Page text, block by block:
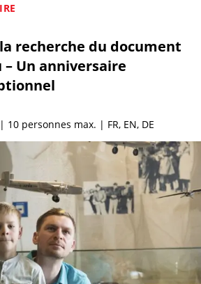
recherche du document
Un anniversaire
10 personnes max. | FR, EN, DE